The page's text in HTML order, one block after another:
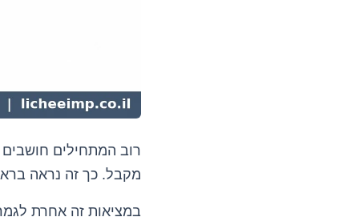
רוב המתחילים
מקבל. כך זה נראה
במציאות זה אחרת